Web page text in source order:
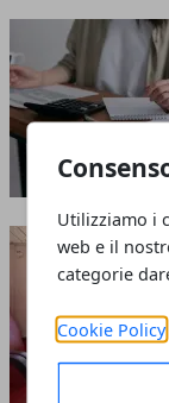
Utilizziamo i
web e il
categorie
Cookie Policy